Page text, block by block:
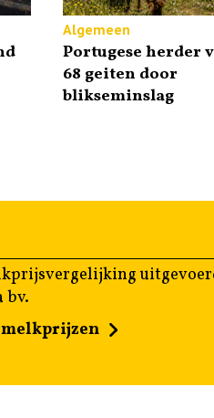
Algemeen
Portugese herder
68 geiten door
blikseminslag
bv.